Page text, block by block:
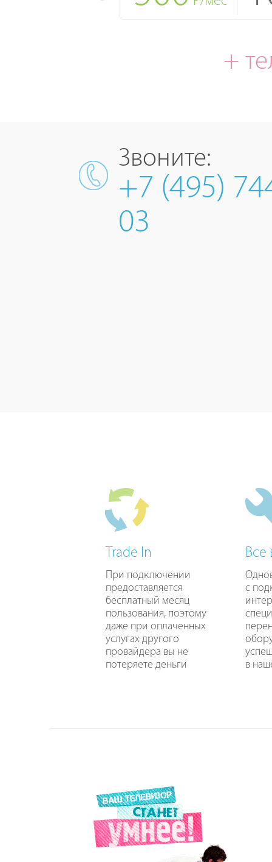
+
Звоните:
+7 (495)
03
Trade In
При подключении
предоставляется
бесплатный месяц
пользования, поэтому
даже при оплаченных
услугах другого
провайдера вы не
потеряете деньги
Все
с
в